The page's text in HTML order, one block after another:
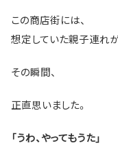
この商店街には、
想定していた親子連れ
その瞬間、
正直思いました。
「うわ、やってもうた」